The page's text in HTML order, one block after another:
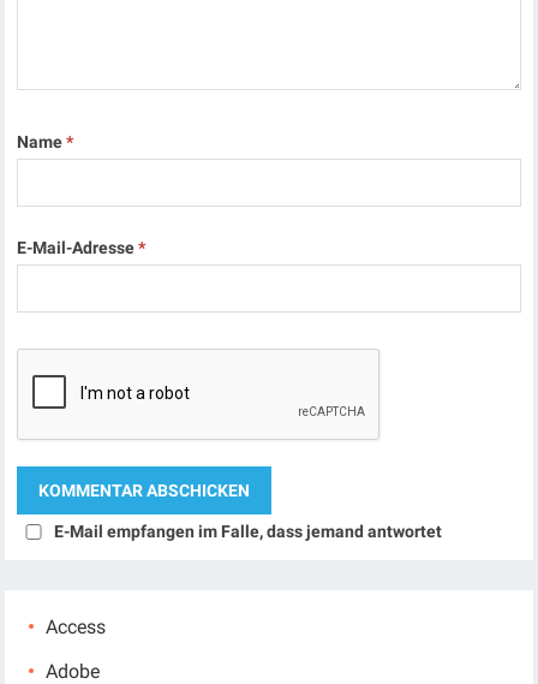
Name*
E-Mail-Adresse*
E-Mail empfangen im Falle, dass jemand antwortet
Access
Adobe